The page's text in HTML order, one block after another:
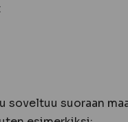
soveltuu suoraan